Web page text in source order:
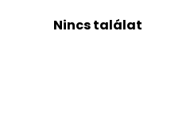
Nincs találat